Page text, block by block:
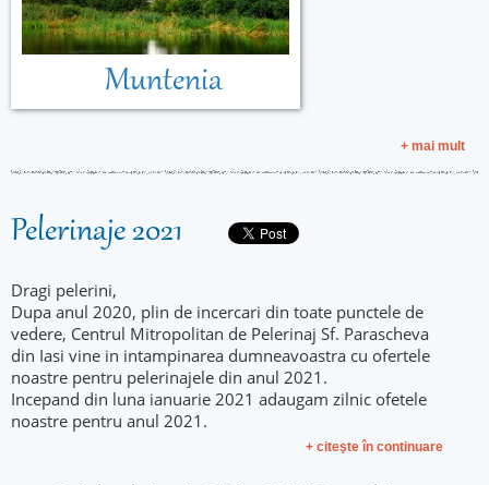
Muntenia
+ mai mult
Pelerinaje 2021
Dragi pelerini,
Dupa anul 2020, plin de incercari din toate punctele de
vedere, Centrul Mitropolitan de Pelerinaj Sf. Parascheva
din Iasi vine in intampinarea dumneavoastra cu ofertele
noastre pentru pelerinajele din anul 2021.
Incepand din luna ianuarie 2021 adaugam zilnic ofetele
noastre pentru anul 2021.
+ citeşte în continuare